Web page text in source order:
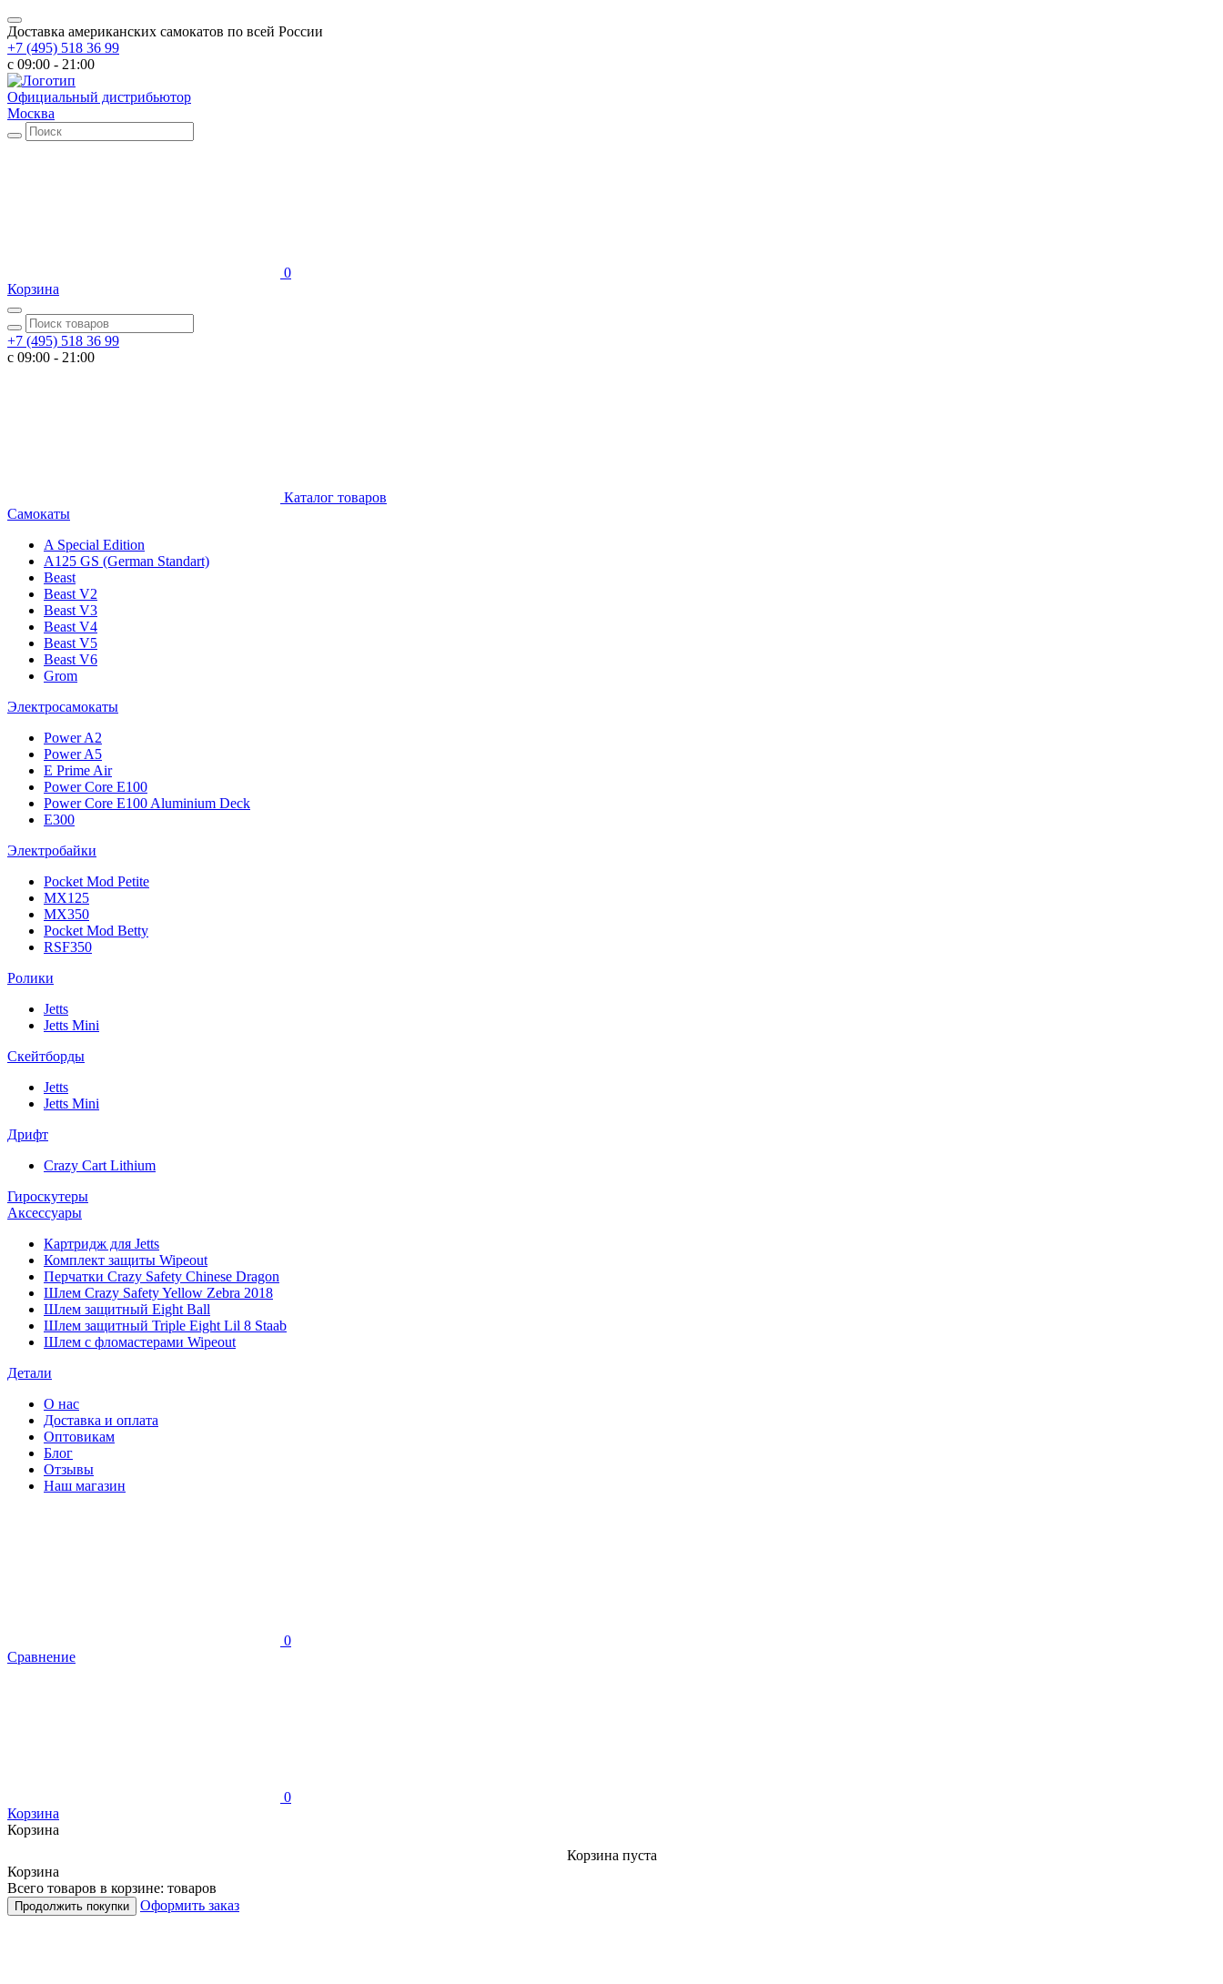
Доставка американских самокатов по всей России
+7 (495) 518 36 99
c 09:00 - 21:00
Официальный дистрибьютор
Москва
0
Корзина
+7 (495) 518 36 99
c 09:00 - 21:00
Каталог товаров
Самокаты
A Special Edition
A125 GS (German Standart)
Beast
Beast V2
Beast V3
Beast V4
Beast V5
Beast V6
Grom
Электросамокаты
Power A2
Power A5
E Prime Air
Power Core E100
Power Core E100 Aluminium Deck
E300
Электробайки
Pocket Mod Petite
MX125
MX350
Pocket Mod Betty
RSF350
Ролики
Jetts
Jetts Mini
Скейтборды
Jetts
Jetts Mini
Дрифт
Crazy Cart Lithium
Гироскутеры
Аксессуары
Картридж для Jetts
Комплект защиты Wipeout
Перчатки Crazy Safety Chinese Dragon
Шлем Crazy Safety Yellow Zebra 2018
Шлем защитный Eight Ball
Шлем защитный Triple Eight Lil 8 Staab
Шлем с фломастерами Wipeout
Детали
О нас
Доставка и оплата
Оптовикам
Блог
Отзывы
Наш магазин
0
Сравнение
0
Корзина
Корзина
Корзина пуста
Корзина
Всего товаров в корзине: товаров
Продолжить покупки Оформить заказ